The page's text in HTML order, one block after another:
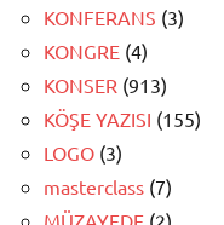
KONFERANS (3)
KONGRE (4)
KONSER (913)
KÖŞE YAZISI (155)
LOGO (3)
masterclass (7)
MÜZAYEDE (2)